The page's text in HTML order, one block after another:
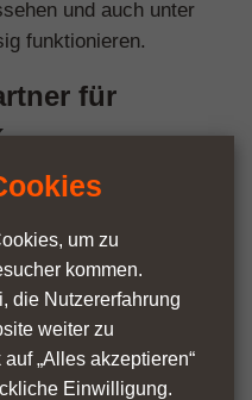
und auch unter
funktionieren.
für
ist
haben unzähligen
geholfen, mit
die echte
Eindruck zu
um zu
kommen.
die Nutzer­erfahrung
weiter zu
„Alles akzeptieren“
Einwilligung.